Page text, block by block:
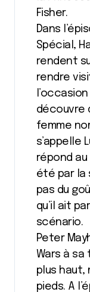
Fisher.
Dans
Spécial,
rendent
rendre
l’occasion
découvre
femme
s’appelle
répond au
été par la
pas du
qu’il ait
scénario.
Peter
Wars à sa
plus haut,
pieds. A